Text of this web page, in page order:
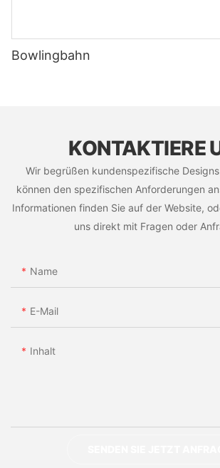
Bowlingbahn
KONTAKTIERE
Wir begrüßen kundenspezifische
können den spezifischen Anforderungen
Informationen finden Sie auf der Website,
uns direkt mit Fragen oder
Name
E-Mail
Inhalt